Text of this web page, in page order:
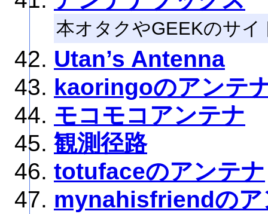
本オタクやGEEKのサ
Utan’s Antenna
kaoringoのアンテ
モコモコアンテナ
観測径路
totufaceのアンテナ
mynahisfriendのア